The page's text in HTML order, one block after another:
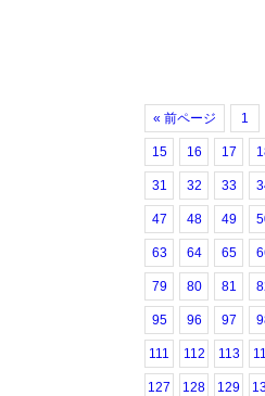
« 前ページ 1
15 16 17
31 32 33
47 48 49
63 64 65
79 80 81
95 96 97
111 112 113
127 128 129